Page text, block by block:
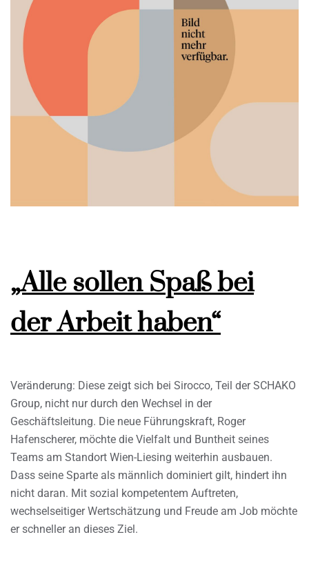
„Alle sollen Spaß bei
der Arbeit haben“
Veränderung: Diese zeigt sich bei Sirocco, Teil der SCHAKO
Group, nicht nur durch den Wechsel in der
Geschäftsleitung. Die neue Führungskraft, Roger
Hafenscherer, möchte die Vielfalt und Buntheit seines
Teams am Standort Wien-Liesing weiterhin ausbauen.
Dass seine Sparte als männlich dominiert gilt, hindert ihn
nicht daran. Mit sozial kompetentem Auftreten,
wechselseitiger Wertschätzung und Freude am Job möchte
er schneller an dieses Ziel.